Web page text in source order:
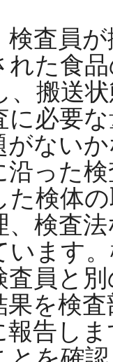
検査員
れた食
、搬送
に必要
がない
った
た検体
、検査
います
査員と
果を検
報告し